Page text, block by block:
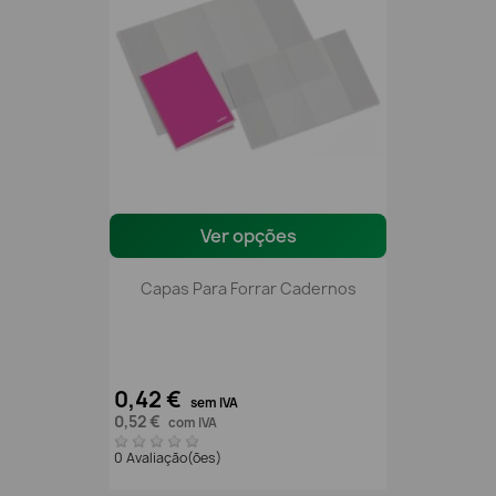
Ver opções
Capas Para Forrar Cadernos
0,42 € sem IVA
0,52 € com IVA
0 Avaliação(ões)